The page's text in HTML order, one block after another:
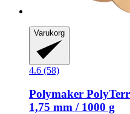
Varukorg
4.6 (58)
Polymaker
1,75 mm / 1000 g